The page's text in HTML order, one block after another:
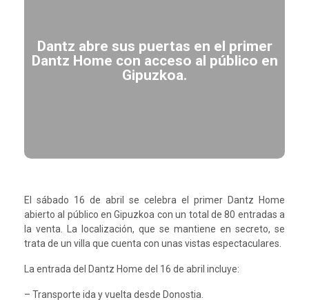
Dantz abre sus puertas en el primer
Dantz Home con acceso al público en
Gipuzkoa.
El sábado 16 de abril se celebra el primer Dantz Home
abierto al público en Gipuzkoa con un total de 80 entradas a
la venta. La localización, que se mantiene en secreto, se
trata de un villa que cuenta con unas vistas espectaculares.
La entrada del Dantz Home del 16 de abril incluye:
– Transporte ida y vuelta desde Donostia.